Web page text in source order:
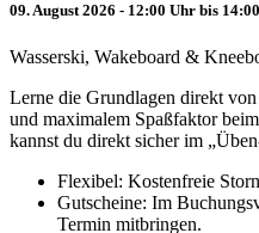
09. August 2026 - 12:00 Uhr bis
Wasserski, Wakeboard &
Lerne die Grundlagen direkt
und maximalem Spaßfaktor
kannst du direkt sicher im
Flexibel: Kostenfreie
Gutscheine: Im
Termin mitbringen.